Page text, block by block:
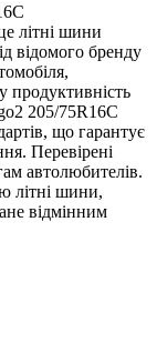
літні шини
відомого бренду
продуктивність
205/75R16C
що гарантує
Перевірені
автолюбителів.
літні шини,
відмінним